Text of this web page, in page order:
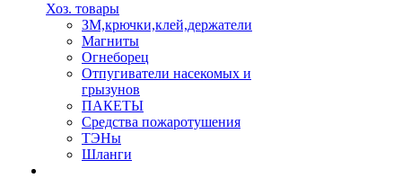
Хоз. товары
ЗМ,крючки,клей,держатели
Магниты
Огнеборец
Отпугиватели насекомых и
грызунов
ПАКЕТЫ
Средства пожаротушения
ТЭНы
Шланги